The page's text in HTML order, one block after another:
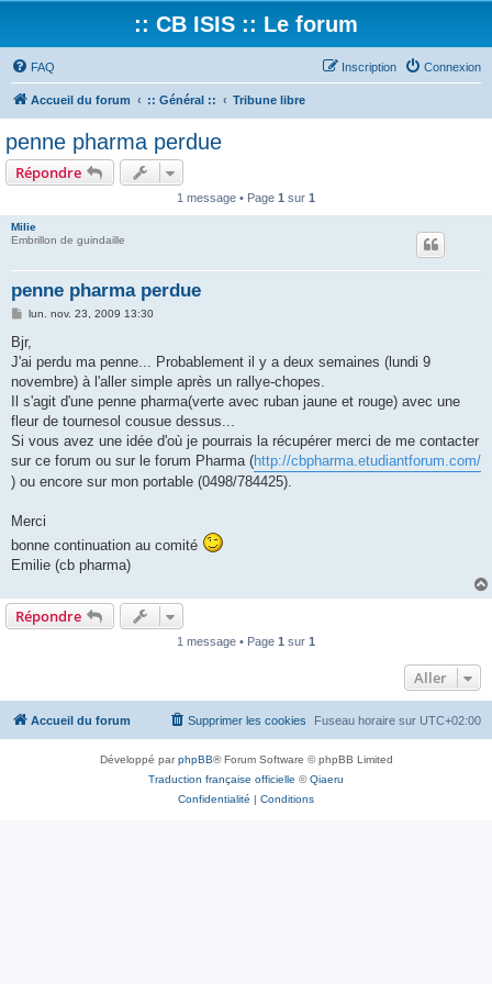
:: CB ISIS :: Le forum
FAQ Connexion
Inscription
Accueil du forum :: Général :: Tribune libre
penne pharma perdue
Répondre
1 message • Page 1 sur 1
Milie
Embrillon de guindaille
penne pharma perdue
M
s
s
a
g
lun. nov. 23, 2009 13:30
Bjr,
J'ai perdu ma penne... Probablement il y a deux semaines (lundi 9
novembre) à l'aller simple après un rallye-chopes.
Il s'agit d'une penne pharma(verte avec ruban jaune et rouge) avec une
fleur de tournesol cousue dessus...
Si vous avez une idée d'où je pourrais la récupérer merci de me contacter
sur ce forum ou sur le forum Pharma (http://cbpharma.etudiantforum.com/
) ou encore sur mon portable (0498/784425).
Merci
bonne continuation au comité
Emilie (cb pharma)
Répondre
1 message • Page 1 sur 1
Aller
Accueil du forum Fuseau horaire sur UTC+02:00
Supprimer les cookies
Développé parphpBB® Forum Software © phpBB Limited
Traduction française officielle ©Qiaeru
Confidentialité | Conditions